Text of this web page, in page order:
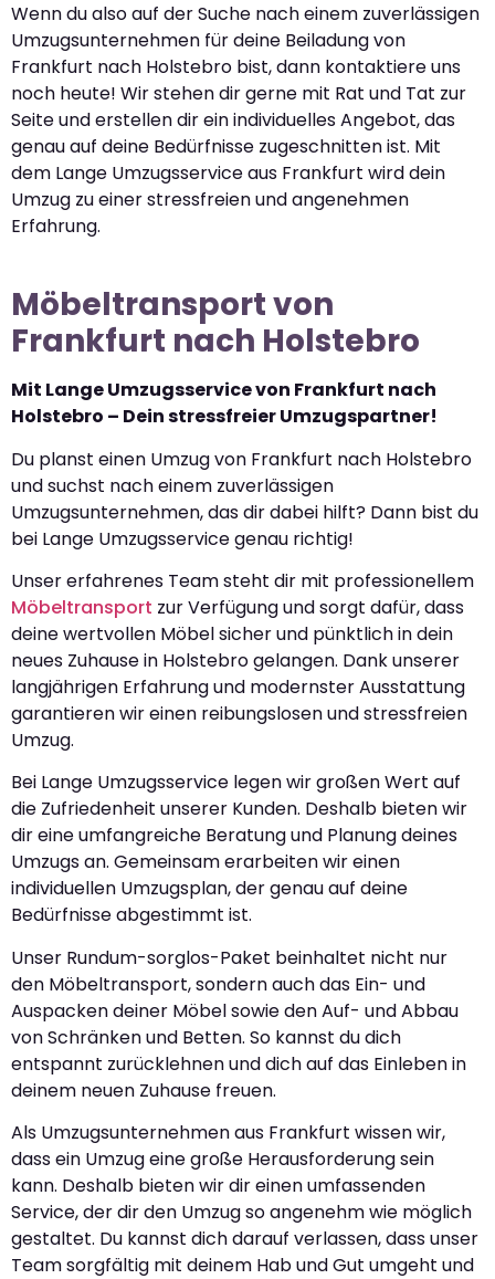
Wenn du also auf der Suche nach einem zuverlässigen
Umzugsunternehmen für deine Beiladung von
Frankfurt nach Holstebro bist, dann kontaktiere uns
noch heute! Wir stehen dir gerne mit Rat und Tat zur
Seite und erstellen dir ein individuelles Angebot, das
genau auf deine Bedürfnisse zugeschnitten ist. Mit
dem Lange Umzugsservice aus Frankfurt wird dein
Umzug zu einer stressfreien und angenehmen
Erfahrung.
Möbeltransport von
Frankfurt nach Holstebro
Mit Lange Umzugsservice von Frankfurt nach
Holstebro – Dein stressfreier Umzugspartner!
Du planst einen Umzug von Frankfurt nach Holstebro
und suchst nach einem zuverlässigen
Umzugsunternehmen, das dir dabei hilft? Dann bist du
bei Lange Umzugsservice genau richtig!
Unser erfahrenes Team steht dir mit professionellem
Möbeltransport zur Verfügung und sorgt dafür, dass
deine wertvollen Möbel sicher und pünktlich in dein
neues Zuhause in Holstebro gelangen. Dank unserer
langjährigen Erfahrung und modernster Ausstattung
garantieren wir einen reibungslosen und stressfreien
Umzug.
Bei Lange Umzugsservice legen wir großen Wert auf
die Zufriedenheit unserer Kunden. Deshalb bieten wir
dir eine umfangreiche Beratung und Planung deines
Umzugs an. Gemeinsam erarbeiten wir einen
individuellen Umzugsplan, der genau auf deine
Bedürfnisse abgestimmt ist.
Unser Rundum-sorglos-Paket beinhaltet nicht nur
den Möbeltransport, sondern auch das Ein- und
Auspacken deiner Möbel sowie den Auf- und Abbau
von Schränken und Betten. So kannst du dich
entspannt zurücklehnen und dich auf das Einleben in
deinem neuen Zuhause freuen.
Als Umzugsunternehmen aus Frankfurt wissen wir,
dass ein Umzug eine große Herausforderung sein
kann. Deshalb bieten wir dir einen umfassenden
Service, der dir den Umzug so angenehm wie möglich
gestaltet. Du kannst dich darauf verlassen, dass unser
Team sorgfältig mit deinem Hab und Gut umgeht und